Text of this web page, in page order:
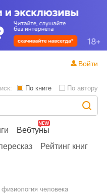
Вебтуны
Рейтинг книг
По книге По автору
Войти
физиология человека